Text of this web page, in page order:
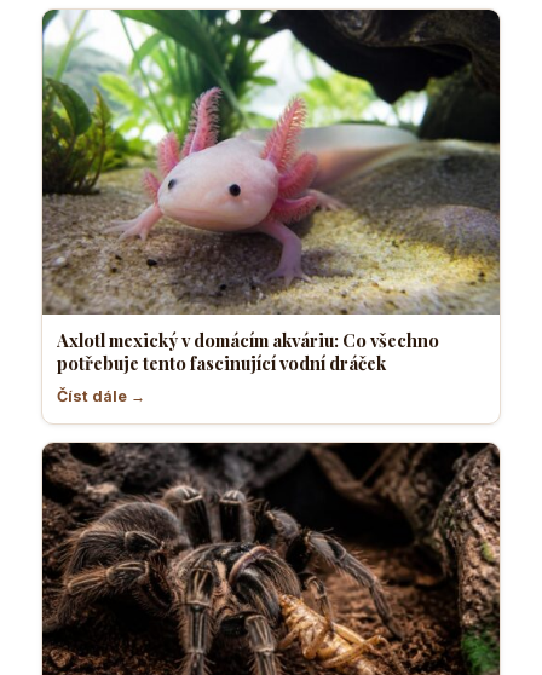
Axlotl mexický v domácím akváriu: Co všechno
potřebuje tento fascinující vodní dráček
Číst dále →